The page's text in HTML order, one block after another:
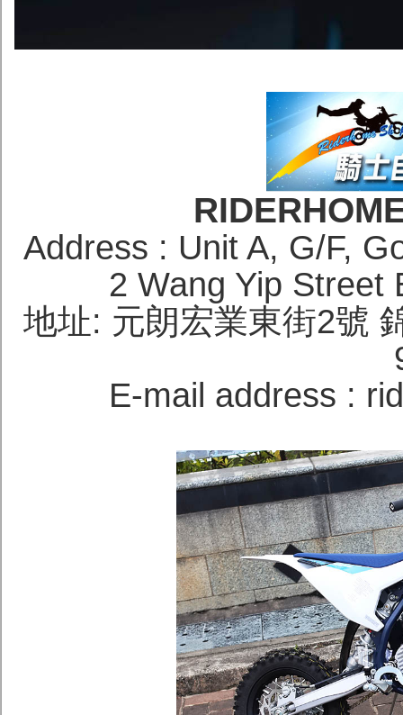
Address : Unit A, G/F,
2 Wang Yip
地址: 元朗宏業東街2號
E-mail address :